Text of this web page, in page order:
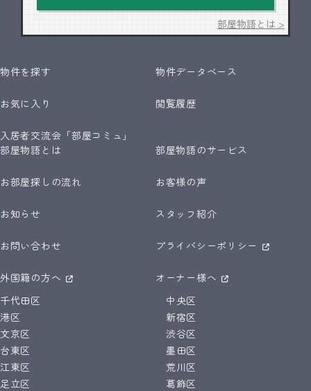
部屋物語とは >
物件を探す 物件データベース
お気に入り 閲覧履歴
入居者交流会「部屋コミュ」
部屋物語とは
部屋物語のサービス
お部屋探しの流れ お客様の声
お知らせ スタッフ紹介
お問い合わせ プライバシーポリシー
外国籍の方へ
オーナー様へ
千代田区
中央区
港区
新宿区
文京区
渋谷区
台東区
墨田区
江東区
荒川区
足立区
葛飾区